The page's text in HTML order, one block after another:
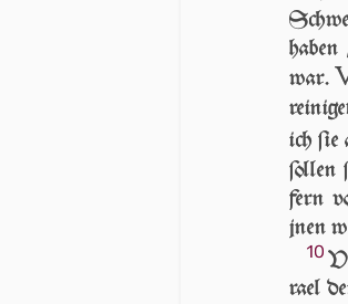
war.
ich
ſollen
fern
jnen
10
ra­el